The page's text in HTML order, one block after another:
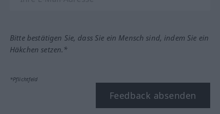
Bitte bestätigen Sie, dass Sie ein Mensch sind, indem Sie ein
Häkchen setzen.*
*Pflichtfeld
Feedback absenden